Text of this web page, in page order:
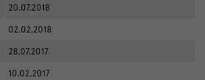
20.07.2018
02.02.2018
28.07.2017
10.02.2017